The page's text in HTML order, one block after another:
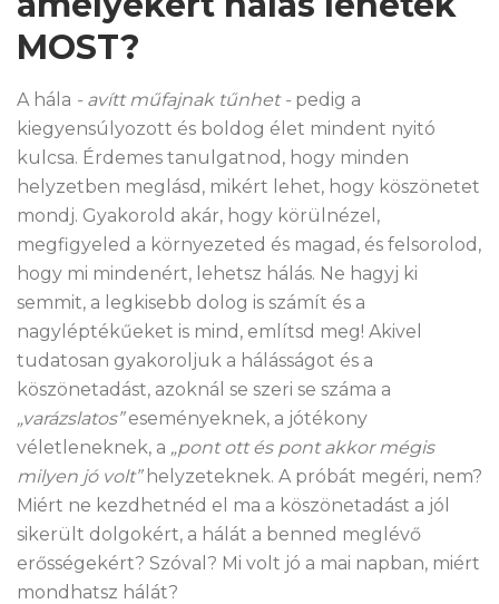
MOST?
A hála - avítt műfajnak tűnhet - pedig a
kiegyensúlyozott és boldog élet mindent nyitó
kulcsa. Érdemes tanulgatnod, hogy minden
helyzetben meglásd, mikért lehet, hogy köszönetet
mondj. Gyakorold akár, hogy körülnézel,
megfigyeled a környezeted és magad, és felsorolod,
hogy mi mindenért, lehetsz hálás. Ne hagyj ki
semmit, a legkisebb dolog is számít és a
nagyléptékűeket is mind, említsd meg! Akivel
tudatosan gyakoroljuk a hálásságot és a
köszönetadást, azoknál se szeri se száma a
„varázslatos”eseményeknek, a jótékony
véletleneknek, a „pont ott és pont akkor mégis
milyen jó volt”helyzeteknek. A próbát megéri, nem?
Miért ne kezdhetnéd el ma a köszönetadást a jól
sikerült dolgokért, a hálát a benned meglévő
erősségekért? Szóval? Mi volt jó a mai napban, miért
mondhatsz hálát?